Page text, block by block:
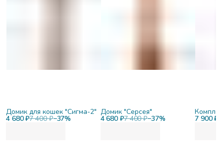
4 680 ₽7 400 ₽−37%
Домик для кошек "Сигма-2"
4 680 ₽7 400 ₽−37%
Домик "Серсея"
7 900 ₽